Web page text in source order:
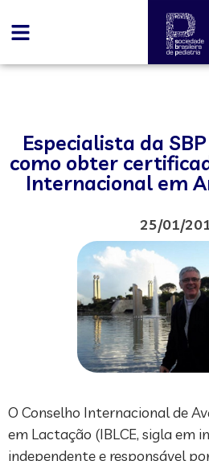
Especialista da
como obter
Internacional em
25/01/
O Conselho Internacional de
em Lactação (IBLCE, sigla em
independente e responsável